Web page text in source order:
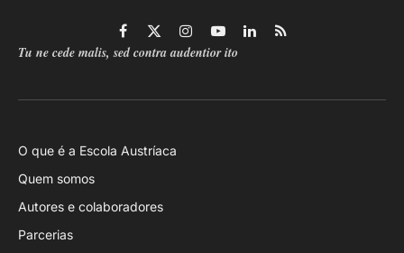
Facebook
X
(Twitter)
Instagram
YouTubeLinkedIn
RSS
Tu ne cede malis, sed contra audentior ito
O que é a Escola Austríaca
Quem somos
Autores e colaboradores
Parcerias